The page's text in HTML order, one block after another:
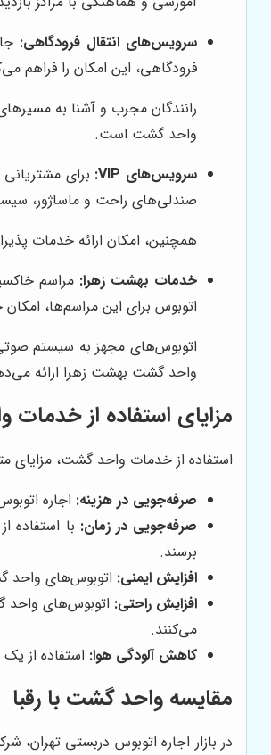
سرویس‌های انتقال فرودگاهی:
فرودگاهی، این امکان را فراهم
رانندگان مجرب و آشنا به
واحد گشت است.
سرویس‌های VIP:
صندلی‌های راحت و ماساژور،
همچنین، امکان ارائه خدمات
خدمات بهشت زهرا: مراسم
اتوبوس برای این مراسم‌ها،
اتوبوس‌های مجهز به سیستم
واحد گشت بهشت زهرا ارائه
مزایای استفاده از
استفاده از خدمات واحد گشت، مزایای
صرفه‌جویی در هزینه: اجاره
صرفه‌جویی در زمان: با استفاده
برسند.
افزایش ایمنی: اتوبوس‌های واحد
افزایش راحتی: اتوبوس‌های واحد
می‌کنند.
کاهش آلودگی هوا: استفاده از
مقایسه واحد گشت با رقبا
در بازار اجاره اتوبوس دربستی